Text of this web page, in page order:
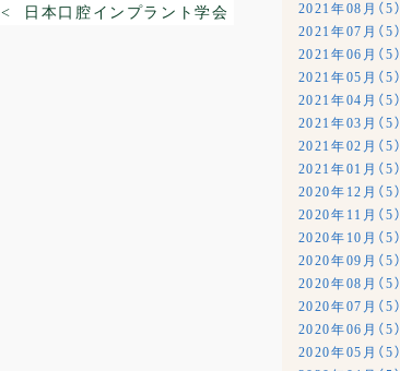
< 日本口腔インプラント学会
2021年08月（5）
2021年07月（5）
2021年06月（5）
2021年05月（5）
2021年04月（5）
2021年03月（5）
2021年02月（5）
2021年01月（5）
2020年12月（5）
2020年11月（5）
2020年10月（5）
2020年09月（5）
2020年08月（5）
2020年07月（5）
2020年06月（5）
2020年05月（5）